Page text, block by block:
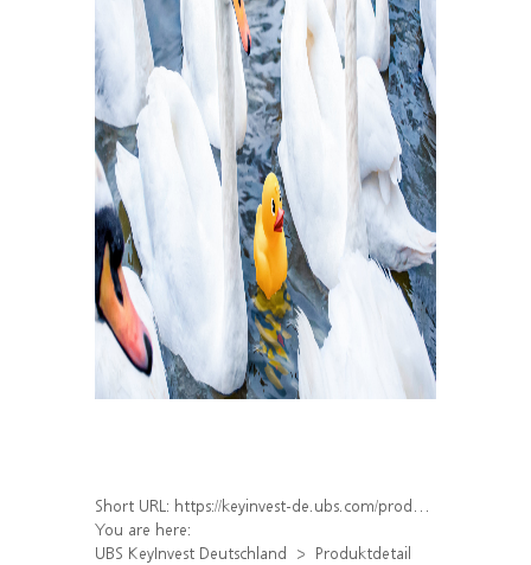
Short URL: https://keyinvest-de.ubs.com/produkt/detail/index/isin/DE000WA5ZDS3
You are here:
UBS KeyInvest Deutschland
Produktdetail